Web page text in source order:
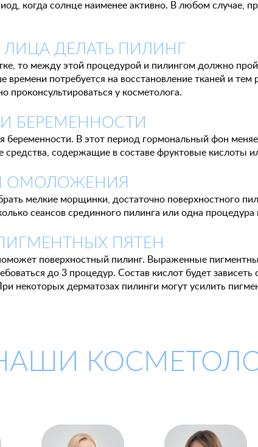
когда солнце наименее активно. В любом случае,
ДЕЛАТЬ ПИЛИНГ
то между этой процедурой и пилингом должно
потребуется на восстановление тканей и
проконсультироваться у косметолога.
БЕРЕМЕННОСТИ
беременности. В этот период гормональный фон
содержащие в составе фруктовые кислоты
ОМОЛОЖЕНИЯ
мелкие морщинки, достаточно поверхностного
сеансов срединного пилинга или одна процедура
ПЯТЕН
поверхностный пилинг. Выраженные
до 3 процедур. Состав кислот будет
некоторых дерматозах пилинги могут усилить